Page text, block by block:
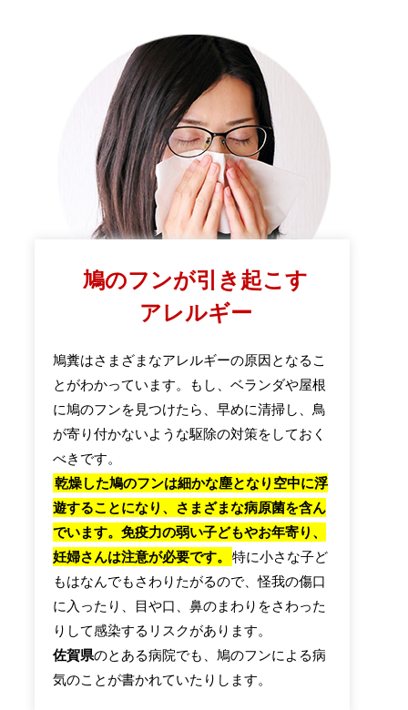
鳩のフンが引き起こす
アレルギー
鳩糞はさまざまなアレルギーの原因となるこ
とがわかっています。もし、ベランダや屋根
に鳩のフンを見つけたら、早めに清掃し、鳥
が寄り付かないような駆除の対策をしておく
べきです。
乾燥した鳩のフンは細かな塵となり空中に浮
遊することになり、さまざまな病原菌を含ん
でいます。免疫力の弱い子どもやお年寄り、
妊婦さんは注意が必要です。
特に小さな子ど
もはなんでもさわりたがるので、怪我の傷口
に入ったり、目や口、鼻のまわりをさわった
りして感染するリスクがあります。
佐賀県のとある病院でも、鳩のフンによる病
気のことが書かれていたりします。